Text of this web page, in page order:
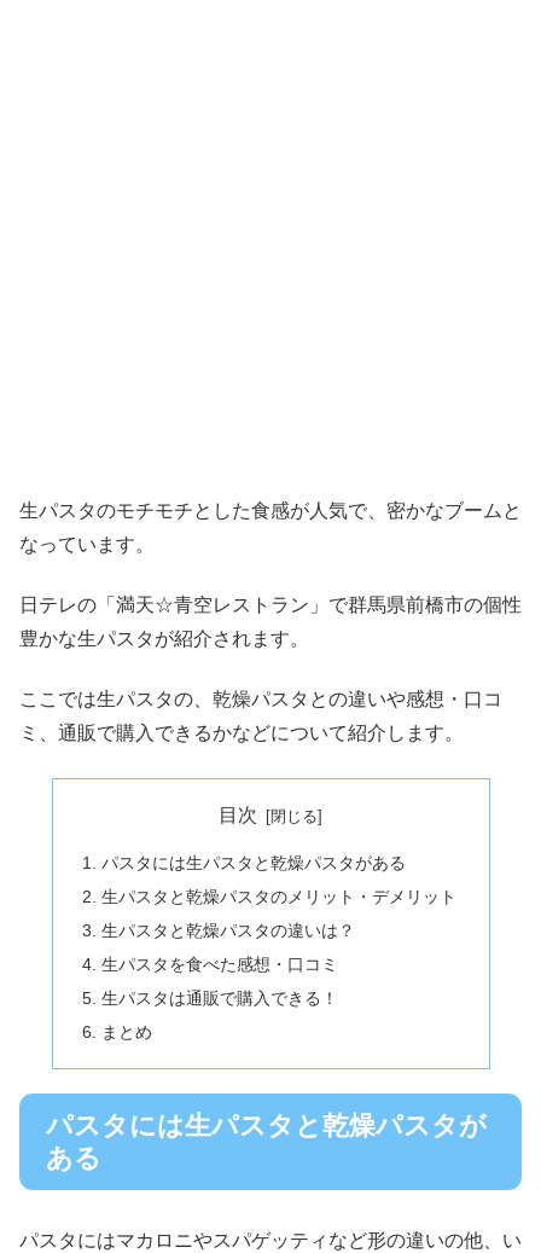
生パスタのモチモチとした食感が人気で、密かなブームと
なっています。
日テレの「満天☆青空レストラン」で群馬県前橋市の個性
豊かな生パスタが紹介されます。
ここでは生パスタの、乾燥パスタとの違いや感想・口コ
ミ、通販で購入できるかなどについて紹介します。
目次
パスタには生パスタと乾燥パスタがある
生パスタと乾燥パスタのメリット・デメリット
生パスタと乾燥パスタの違いは？
生パスタを食べた感想・口コミ
生パスタは通販で購入できる！
まとめ
パスタには生パスタと乾燥パスタが
ある
パスタにはマカロニやスパゲッティなど形の違いの他、い